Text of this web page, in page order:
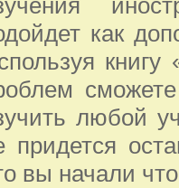
как
любой
придется
вы начали